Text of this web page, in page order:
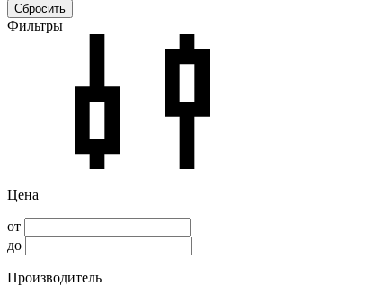
Фильтры
Цена
от
до
Производитель